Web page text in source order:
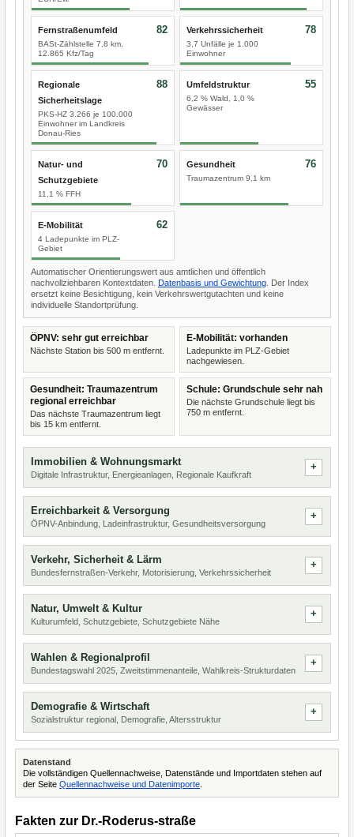
Fernstraßenumfeld
BASt-Zählstelle 7,8 km,
12.865 Kfz/Tag
82 Verkehrssicherheit
3,7 Unfälle je 1.000
Einwohner
78
Regionale
Sicherheitslage
PKS-HZ 3.266 je 100.000
Einwohner im Landkreis
Donau-Ries
88 Umfeldstruktur
6,2 % Wald, 1,0 %
Gewässer
55
Natur- und
Schutzgebiete
11,1 % FFH
70 Gesundheit
Traumazentrum 9,1 km
76
E-Mobilität
4 Ladepunkte im PLZ-
Gebiet
62
Automatischer Orientierungswert aus amtlichen und öffentlich
nachvollziehbaren Kontextdaten. Datenbasis und Gewichtung . Der Index
ersetzt keine Besichtigung, kein Verkehrswertgutachten und keine
individuelle Standortprüfung.
ÖPNV: sehr gut erreichbar
Nächste Station bis 500 m entfernt.
E-Mobilität: vorhanden
Ladepunkte im PLZ-Gebiet
nachgewiesen.
Gesundheit: Traumazentrum
regional erreichbar
Das nächste Traumazentrum liegt
bis 15 km entfernt.
Schule: Grundschule sehr nah
Die nächste Grundschule liegt bis
750 m entfernt.
Immobilien & Wohnungsmarkt
Digitale Infrastruktur, Energieanlagen, Regionale Kaufkraft
Erreichbarkeit & Versorgung
ÖPNV-Anbindung, Ladeinfrastruktur, Gesundheitsversorgung
Verkehr, Sicherheit & Lärm
Bundesfernstraßen-Verkehr, Motorisierung, Verkehrssicherheit
Natur, Umwelt & Kultur
Kulturumfeld, Schutzgebiete, Schutzgebiete Nähe
Wahlen & Regionalprofil
Bundestagswahl 2025, Zweitstimmenanteile, Wahlkreis-Strukturdaten
Demografie & Wirtschaft
Sozialstruktur regional, Demografie, Altersstruktur
Datenstand
Die vollständigen Quellennachweise, Datenstände und Importdaten stehen auf
der Seite Quellennachweise und Datenimporte
Fakten zur Dr.-Roderus-straße